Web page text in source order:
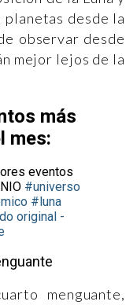
desde la
observar desde
mejor lejos de la
más
mes:
eventos
#universo
#luna
original -
menguante,